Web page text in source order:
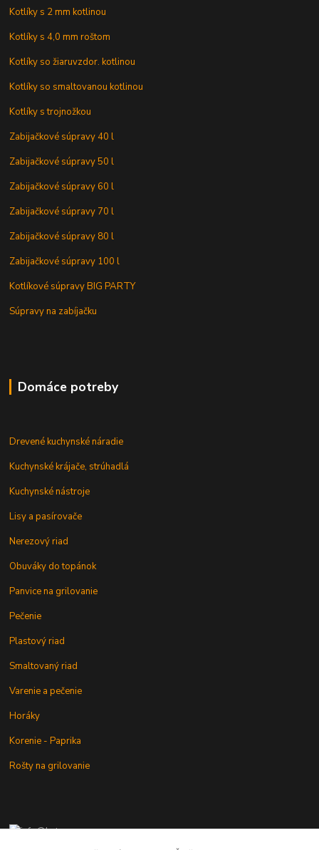
Kotlíky s 2 mm kotlinou
Kotlíky s 4,0 mm roštom
Kotlíky so žiaruvzdor. kotlinou
Kotlíky so smaltovanou kotlinou
Kotlíky s trojnožkou
Zabijačkové súpravy 40 l
Zabijačkové súpravy 50 l
Zabijačkové súpravy 60 l
Zabijačkové súpravy 70 l
Zabijačkové súpravy 80 l
Zabijačkové súpravy 100 l
Kotlíkové súpravy BIG PARTY
Súpravy na zabíjačku
Domáce potreby
Drevené kuchynské náradie
Kuchynské krájače, strúhadlá
Kuchynské nástroje
Lisy a pasírovače
Nerezový riad
Obuváky do topánok
Panvice na grilovanie
Pečenie
Plastový riad
Smaltovaný riad
Varenie a pečenie
Horáky
Korenie - Paprika
Rošty na grilovanie
+421 902 212 007